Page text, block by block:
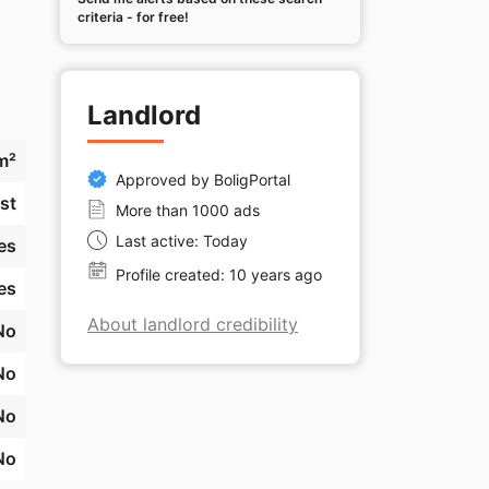
criteria - for free!
Landlord
Approved by BoligPortal
More than 1000 ads
Last active: Today
Profile created: 10 years ago
About landlord credibility